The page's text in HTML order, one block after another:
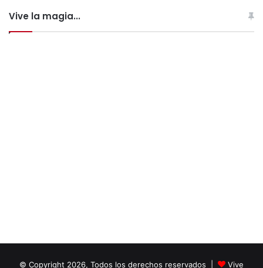
Vive la magia...
© Copyright 2026, Todos los derechos reservados | Vive